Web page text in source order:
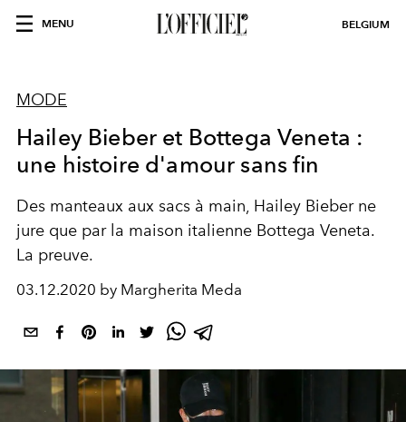
MENU BELGIUM
MODE
Hailey Bieber et Bottega Veneta :
une histoire d'amour sans fin
Des manteaux aux sacs à main, Hailey Bieber ne
jure que par la maison italienne Bottega Veneta.
La preuve.
03.12.2020 by Margherita Meda